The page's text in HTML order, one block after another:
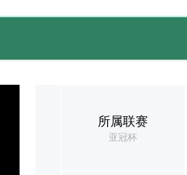
所属联赛
亚冠杯